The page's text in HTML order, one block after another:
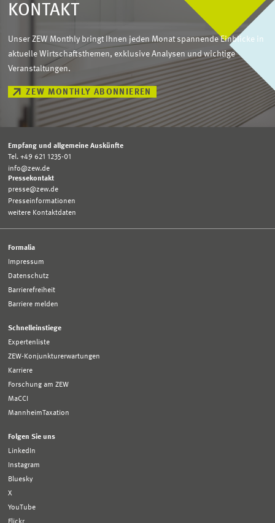
KONTAKT
Unser ZEW Monthly bringt Ihnen jeden Monat spannende Einblicke in
aktuelle Wirtschaftsthemen, exklusive Analysen und wichtige
Veranstaltungen.
ZEW MONTHLY ABONNIEREN
Empfang und allgemeine Auskünfte
Tel. +49 621 1235-01
info@zew.de
Pressekontakt
presse@zew.de
Presseinformationen
weitere Kontaktdaten
Formalia
Impressum
Datenschutz
Barrierefreiheit
Barriere melden
Schnelleinstiege
Expertenliste
ZEW-Konjunkturerwartungen
Karriere
Forschung am ZEW
MaCCI
MannheimTaxation
Folgen Sie uns
LinkedIn
Instagram
Bluesky
X
YouTube